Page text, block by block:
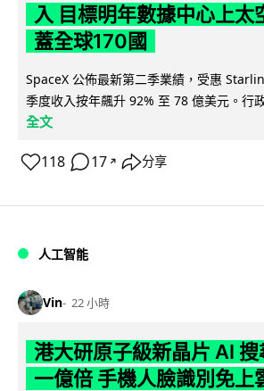
入 目標明年數據中心上
蓋全球170國
SpaceX 公佈最新第二季業績，受惠
季度收入按年飆升 92% 至 78 億美元。行
全文
118 17 ↗ 分享
人工智能
Vin 22 小時
港大研原子級新晶片 AI
一億倍 手機人臉識別免上